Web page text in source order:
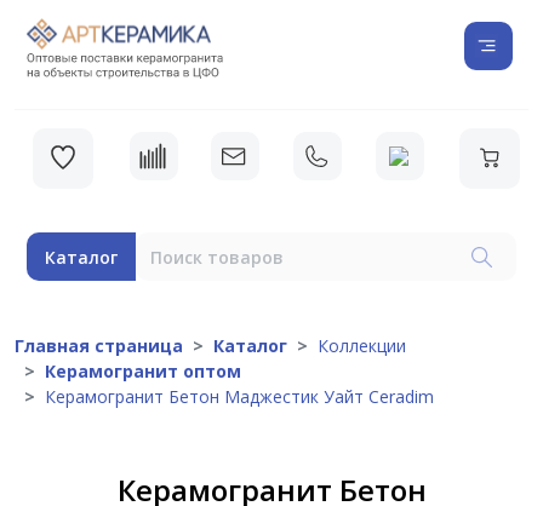
Каталог
Главная страница Каталог
Коллекции
Керамогранит оптом
Керамогранит Бетон Маджестик Уайт Ceradim
Керамогранит Бетон